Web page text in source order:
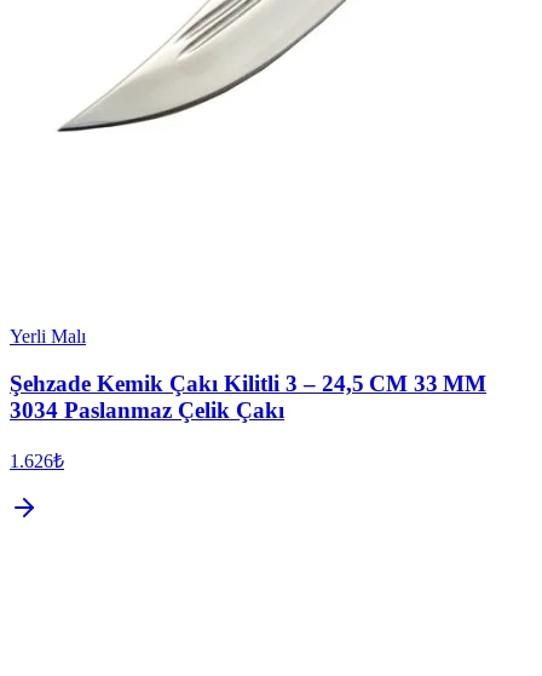
Yerli Malı
Şehzade Kemik Çakı Kilitli 3 – 24,5 CM 33 MM
3034 Paslanmaz Çelik Çakı
1.626₺